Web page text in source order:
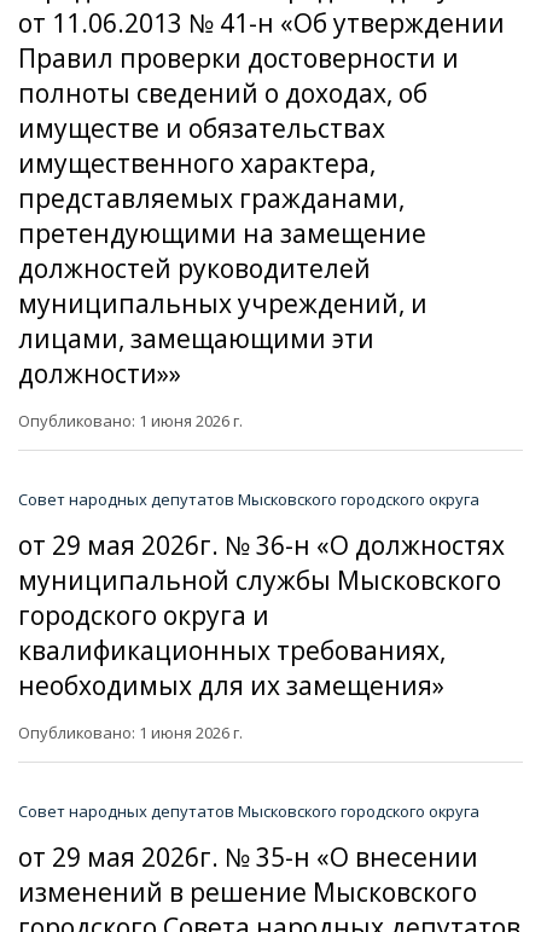
от 11.06.2013 № 41-н «Об утверждении
Правил проверки достоверности и
полноты сведений о доходах, об
имуществе и обязательствах
имущественного характера,
представляемых гражданами,
претендующими на замещение
должностей руководителей
муниципальных учреждений, и
лицами, замещающими эти
должности»»
Опубликовано: 1 июня 2026 г.
Совет народных депутатов Мысковского городского округа
от 29 мая 2026г. № 36-н «О должностях
муниципальной службы Мысковского
городского округа и
квалификационных требованиях,
необходимых для их замещения»
Опубликовано: 1 июня 2026 г.
Совет народных депутатов Мысковского городского округа
от 29 мая 2026г. № 35-н «О внесении
изменений в решение Мысковского